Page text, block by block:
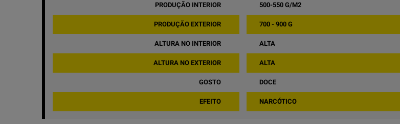
PRODUÇÃO INTERIOR 500-550 G/M2
PRODUÇÃO EXTERIOR 700 - 900 G
ALTURA NO INTERIOR ALTA
ALTURA NO EXTERIOR ALTA
GOSTO DOCE
EFEITO NARCÓTICO